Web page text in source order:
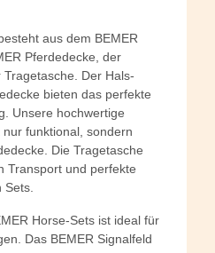
aus dem BEMER
Pferdedecke, der
Der Hals-
bieten das perfekte
Unsere hochwertige
funktional, sondern
Die Tragetasche
Transport und perfekte
Horse-Sets ist ideal für
Das BEMER Signalfeld